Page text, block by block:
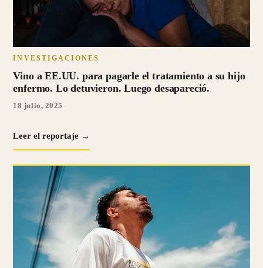
INVESTIGACIONES
Vino a EE.UU. para pagarle el tratamiento a su hijo
enfermo. Lo detuvieron. Luego desapareció.
18 julio, 2025
Leer el reportaje →